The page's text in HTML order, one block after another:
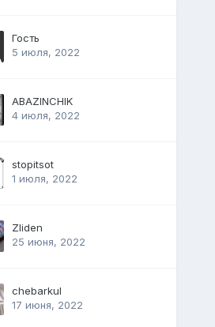
Гость
5 июля, 2022
ABAZINCHIK
4 июля, 2022
stopitsot
1 июля, 2022
Zliden
25 июня, 2022
chebarkul
17 июня, 2022